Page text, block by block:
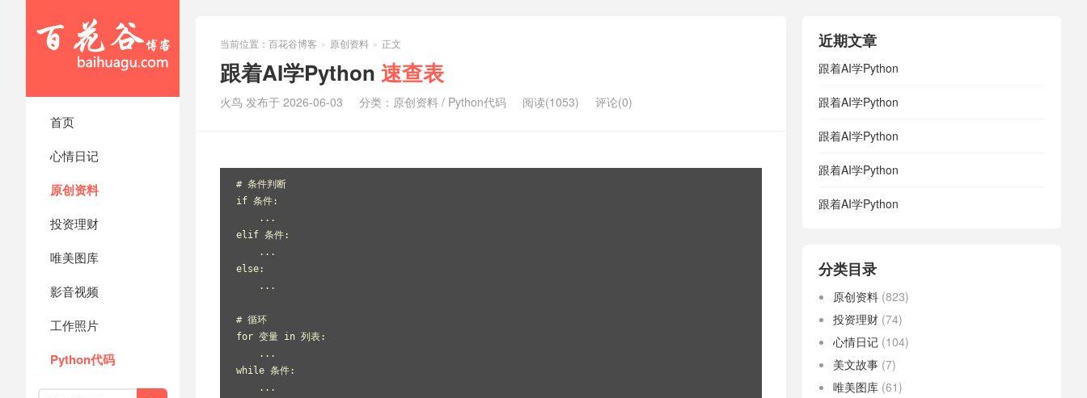
首页
心情日记
原创资料
投资理财
唯美图库
影音视频
工作照片
Python代码
当前位置： 百花谷博客 > 原创资料 > 正文
跟着AI学Python 速查表
火鸟 发布于 2026-06-03 分类： 原创资料 / Python代码 阅读(1053) 评论(0)
# 条件判断
if 条件:
    ...
elif 条件:
    ...
else:
    ...
# 循环
for 变量 in 列表:
    ...
while 条件:
    ...
近期文章
跟着AI学Python
跟着AI学Python
跟着AI学Python
跟着AI学Python
跟着AI学Python
分类目录
原创资料 (823)
投资理财 (74)
心情日记 (104)
美文故事 (7)
唯美图库 (61)